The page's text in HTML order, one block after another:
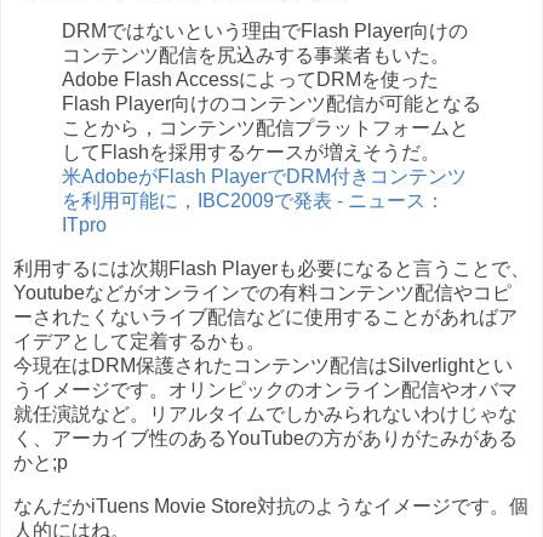
DRMではないという理由でFlash Player向けの
コンテンツ配信を尻込みする事業者もいた。
Adobe Flash AccessによってDRMを使った
Flash Player向けのコンテンツ配信が可能となる
ことから，コンテンツ配信プラットフォームと
してFlashを採用するケースが増えそうだ。
米AdobeがFlash PlayerでDRM付きコンテンツ
を利用可能に，IBC2009で発表 - ニュース：
ITpro
利用するには次期Flash Playerも必要になると言うことで、
Youtubeなどがオンラインでの有料コンテンツ配信やコピ
ーされたくないライブ配信などに使用することがあればア
イデアとして定着するかも。
今現在はDRM保護されたコンテンツ配信はSilverlightとい
うイメージです。オリンピックのオンライン配信やオバマ
就任演説など。リアルタイムでしかみられないわけじゃな
く、アーカイブ性のあるYouTubeの方がありがたみがある
かと;p
なんだかiTuens Movie Store対抗のようなイメージです。個
人的にはね。